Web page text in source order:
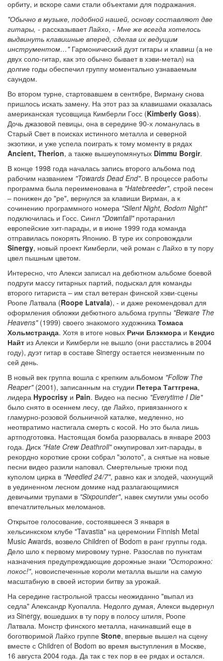
орбиту, и вскоре сами стали объектами для подражания.
"Обычно в музыке, подобной нашей, основу составляют две
гитары, - рассказывает Лайхо, - Мне же всегда хотелось
выдвинуть клавишные вперед, сделав их ведущим
инструментом…"Гармонический дуэт гитары и клавиш (а не
двух соло-гитар, как это обычно бывает в хэви-метал) на
долгие годы обеспечил группу моментально узнаваемым
саундом.
Во втором турне, стартовавшем в сентябре, Вирману снова
пришлось искать замену. На этот раз за клавишами оказалась
американская тусовщица Кимберли Госс (Kimberly Goss).
Дочь джазовой певицы, она в середине 90-х ломанулась в
Старый Свет в поисках истинного металла и северной
экзотики, и уже успела поиграть к тому моменту в рядах
Ancient, Therion, а также вышеупомянутых Dimmu Borgir.
В конце 1998 года началась запись второго альбома под
рабочим названием "Towards Dead End". В процессе работы
программа была переименована в "Hatebreeder", строй песен
– понижен до "ре", вернулся за клавиши Вирман, а к
сочинению программного номера "Silent Night, Bodom Night"
подключилась и Госс. Сингл "Downfall"протаранил
европейские хит-парады, и в июне 1999 года команда
отправилась покорять Японию. В туре их сопровождали
Sinergy, новый проект Кимберли, чей роман с Лайхо в ту пору
цвел пышным цветом.
Интересно, что Алекси записал на дебютном альбоме боевой
подруги массу гитарных партий, подыскал для команды
второго гитариста – им стал ветеран финской хэви-сцены
Роопе Латвала (Roope Latvala), - и даже рекомендовал для
оформления обложки дебютного альбома группы "Beware The
Heavens"(1999) своего знакомого художника Томаса
Хольмстранда. Хотя в итоге новых Ричи Блэкмора и Кендис
Найт из Алекси и Кимберли не вышло (они расстались в 2004
году), дуэт гитар в составе Sinergy остается неизменным по
сей день.
В новый век группа вошла с крепким альбомом "Follow The
Reaper"(2001), записанным на студии Петера Тагтгрена,
лидера Hypocrisy и Pain. Видео на песню "Everytime I Die"
было снято в осеннем лесу, где Лайхо, привязанного к
гламурно-розовой больничной каталке, медленно, но
неотвратимо настигала смерть с косой. Но это была лишь
артподготовка. Настоящая бомба разорвалась в январе 2003
года. Диск "Hate Crew Deathroll"оккупировал хит-парады, в
рекордно короткие сроки собрал "золото", а снятые на новые
песни видео разили наповал. Смертельные трюки под
куполом цирка в "Needled 24/7", равно как и злодей, чахнущий
в уединенном лесном домике над разлагающимися
девичьими трупами в "Sixpounder", навек смутили умы особо
впечатлительных меломанов.
Открытое голосование, состоявшееся 3 января в
хельсинкском клубе "Tavastia" на церемонии Finnish Metal
Music Awards, возвело Children of Bodom в ранг группы года.
Дело шло к первому мировому турне. Разослав по пунктам
назначения предупреждающие дорожные знаки "Осторожно:
покос!", новоиспеченные короли металла вышли на самую
масштабную в своей истории битву за урожай.
На середине гастрольной трассы неожиданно "выпал из
седла" Александр Куопалла. Недолго думая, Алекси выдернул
из Sinergy, вошедших в ту пору в полосу штиля, Роопе
Латвала. Монстр финского металла, начинавший еще в
боготворимой Лайхо группе Stone, впервые вышел на сцену
вместе с Children of Bodom во время выступления в Москве,
16 августа 2004 года. Да так с тех пор в ее рядах и остался.